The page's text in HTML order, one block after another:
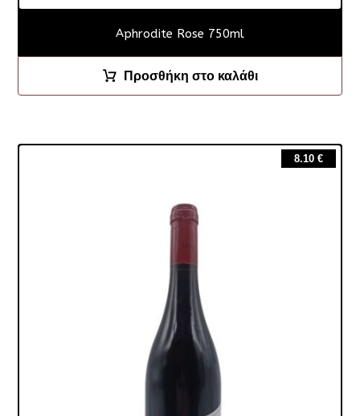
Aphrodite Rose 750ml
Προσθήκη στο καλάθι
8.10 €